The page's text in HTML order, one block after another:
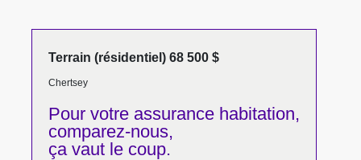
Terrain (résidentiel) 68 500 $
Chertsey
Pour votreassurance habitation,
comparez-nous,
ça vaut le coup.